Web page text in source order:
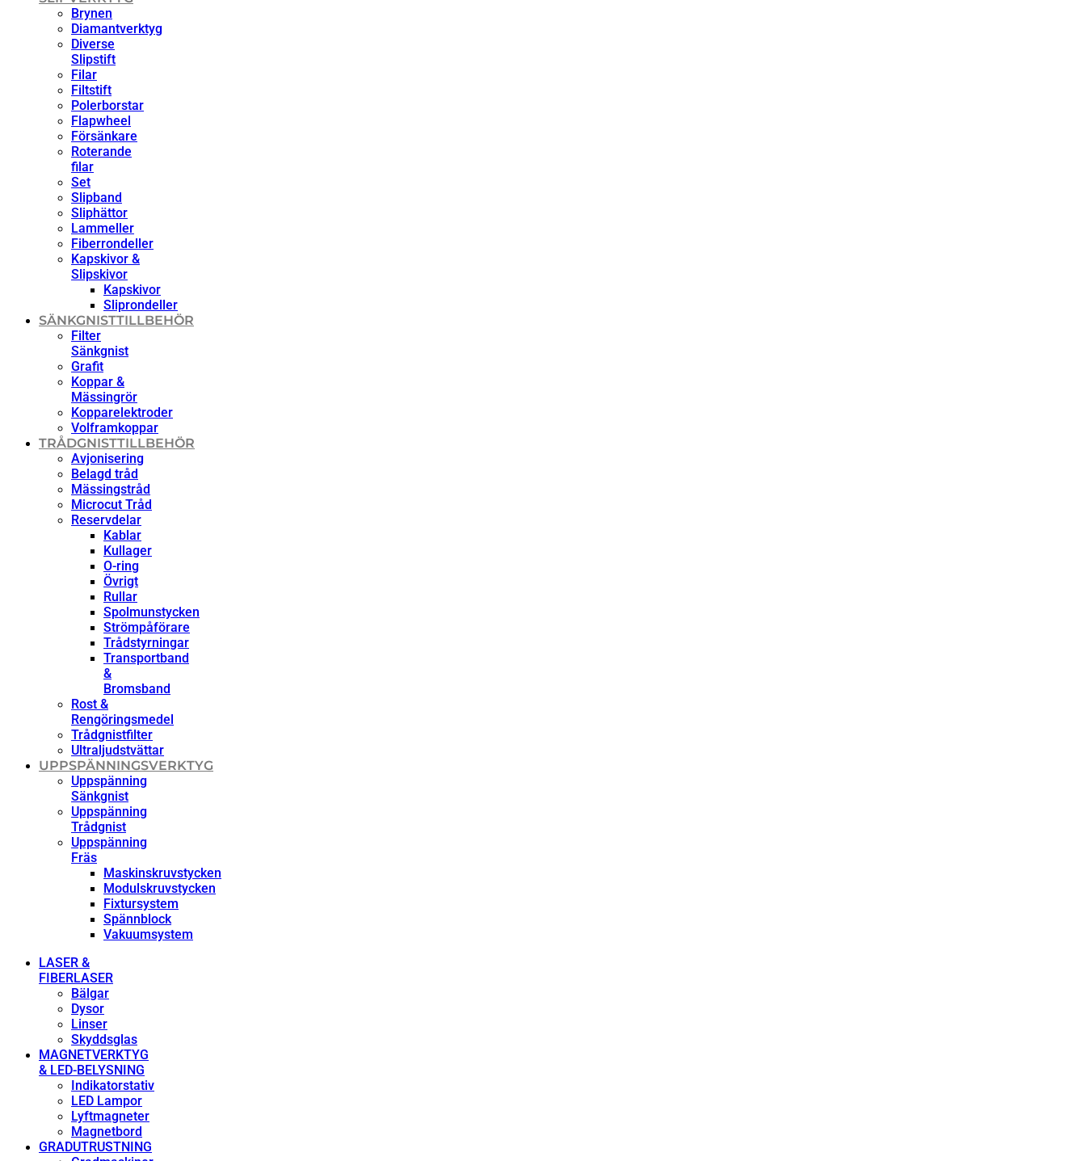
Brynen
Diamantverktyg
Diverse
Slipstift
Filar
Filtstift
Polerborstar
Flapwheel
Försänkare
Roterande
filar
Set
Slipband
Sliphättor
Lammeller
Fiberrondeller
Kapskivor &
Slipskivor
Kapskivor
Sliprondeller
SÄNKGNISTTILLBEHÖR
Filter
Sänkgnist
Grafit
Koppar &
Mässingrör
Kopparelektroder
Volframkoppar
TRÅDGNISTTILLBEHÖR
Avjonisering
Belagd tråd
Mässingstråd
Microcut Tråd
Reservdelar
Kablar
Kullager
O-ring
Övrigt
Rullar
Spolmunstycken
Strömpåförare
Trådstyrningar
Transportband
&
Bromsband
Rost &
Rengöringsmedel
Trådgnistfilter
Ultraljudstvättar
UPPSPÄNNINGSVERKTYG
Uppspänning
Sänkgnist
Uppspänning
Trådgnist
Uppspänning
Fräs
Maskinskruvstycken
Modulskruvstycken
Fixtursystem
Spännblock
Vakuumsystem
LASER &
FIBERLASER
Bälgar
Dysor
Linser
Skyddsglas
MAGNETVERKTYG
& LED-BELYSNING
Indikatorstativ
LED Lampor
Lyftmagneter
Magnetbord
GRADUTRUSTNING